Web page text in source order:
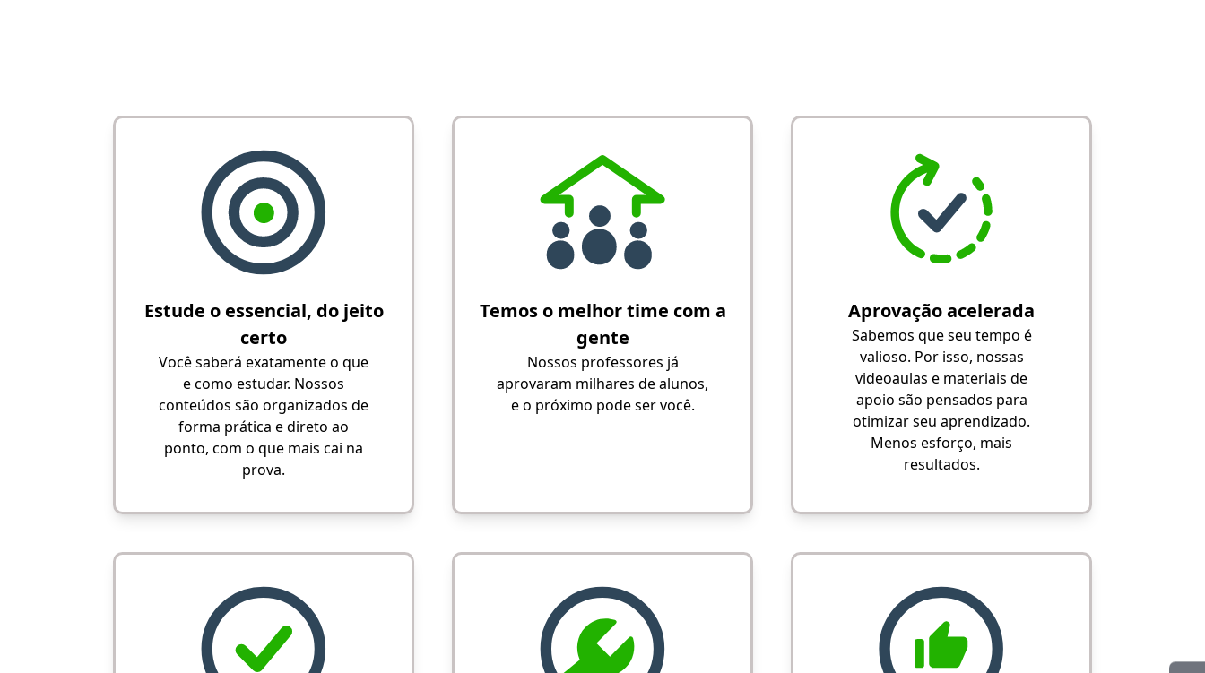
Estude o essencial, do jeito
certo
Você saberá exatamente o que
e como estudar. Nossos
conteúdos são organizados de
forma prática e direto ao
ponto, com o que mais cai na
prova.
Temos o melhor time com a
gente
Nossos professores já
aprovaram milhares de alunos,
e o próximo pode ser você.
Aprovação acelerada
Sabemos que seu tempo é
valioso. Por isso, nossas
videoaulas e materiais de
apoio são pensados para
otimizar seu aprendizado.
Menos esforço, mais
resultados.